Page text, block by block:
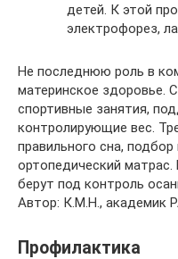
детей. К этой
электрофорез,
Не последнюю роль в
материнское здоровье.
спортивные занятия,
контролирующие вес.
правильного сна,
ортопедический
берут под контроль
Автор: К.М.Н., академик
Профилактика